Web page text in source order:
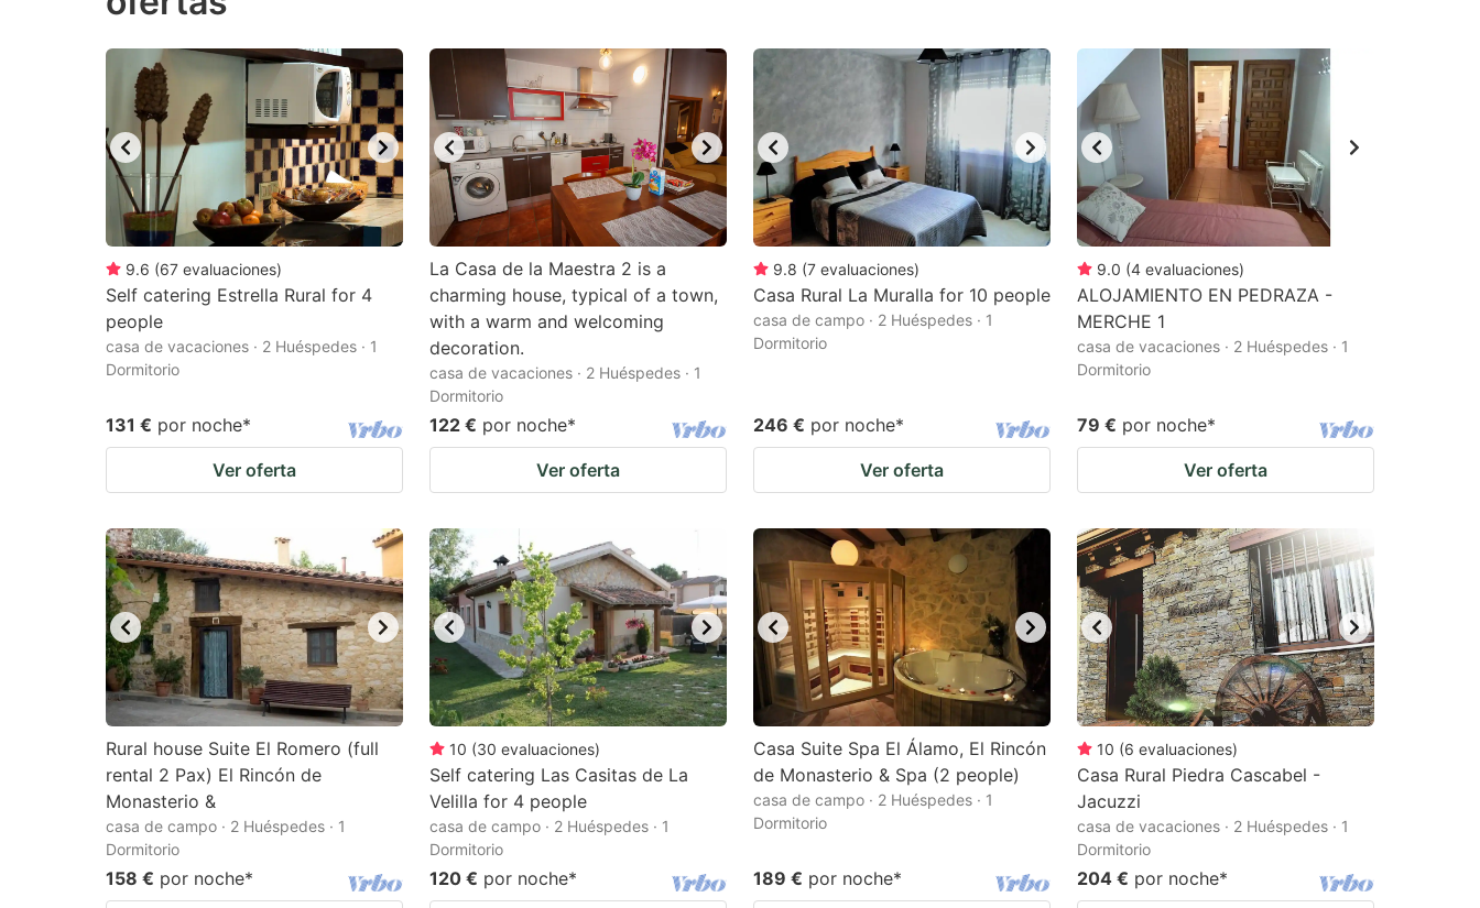
mark
key
to
get
the
keyboard
shortcuts
for
dates.
mark
key
to
get
the
keyboard
shortcuts
for
changing
dates.
9.6 (67 evaluaciones)
Self catering Estrella Rural for 4
people
casa de vacaciones · 2 Huéspedes · 1
Dormitorio
131 € por noche*
Ver oferta
La Casa de la Maestra 2 is a
charming house, typical of a town,
with a warm and welcoming
decoration.
casa de vacaciones · 2 Huéspedes · 1
Dormitorio
122 € por noche*
Ver oferta
9.8 (7 evaluaciones)
Casa Rural La Muralla for 10 people
casa de campo · 2 Huéspedes · 1
Dormitorio
246 € por noche*
Ver oferta
9.0 (4 evaluaciones)
ALOJAMIENTO EN PEDRAZA -
MERCHE 1
casa de vacaciones · 2 Huéspedes · 1
Dormitorio
79 € por noche*
Ver oferta
Rural house Suite El Romero (full
rental 2 Pax) El Rincón de
Monasterio &
casa de campo · 2 Huéspedes · 1
Dormitorio
158 € por noche*
10 (30 evaluaciones)
Self catering Las Casitas de La
Velilla for 4 people
casa de campo · 2 Huéspedes · 1
Dormitorio
120 € por noche*
Casa Suite Spa El Álamo, El Rincón
de Monasterio & Spa (2 people)
casa de campo · 2 Huéspedes · 1
Dormitorio
189 € por noche*
10 (6 evaluaciones)
Casa Rural Piedra Cascabel -
Jacuzzi
casa de vacaciones · 2 Huéspedes · 1
Dormitorio
204 € por noche*